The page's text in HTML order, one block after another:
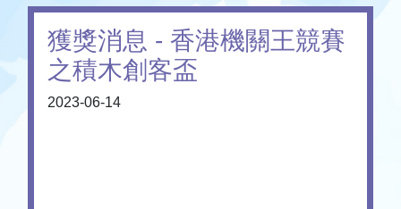
獲獎消息 - 香港機關王競賽
之積木創客盃
2023-06-14